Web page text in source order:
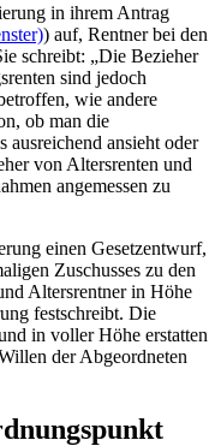
in ihrem Antrag
) auf, Rentner bei den
schreibt: „Die Bezieher
sind jedoch
wie andere
ob man die
ausreichend ansieht oder
von Altersrenten und
angemessen zu
einen Gesetzentwurf,
Zuschusses zu den
Altersrentner in Höhe
festschreibt. Die
in voller Höhe erstatten
der Abgeordneten